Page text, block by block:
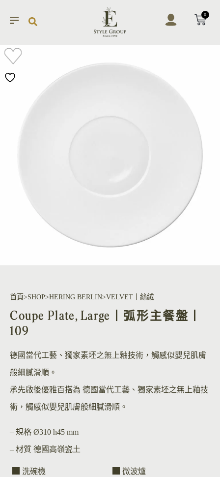
0
首頁 SHOP HERING BERLIN VELVET丨絲絨
Coupe Plate, Large丨弧形主餐盤丨
109
德國當代工藝、獨家素坯之無上釉技術，觸感似嬰兒肌膚
般細膩滑順。
承先啟後優雅百搭為 德國當代工藝、獨家素坯之無上釉技
術，觸感似嬰兒肌膚般細膩滑順。
– 規格 Ø310 h45 mm
– 材質 德國高嶺瓷土
洗碗機 微波爐